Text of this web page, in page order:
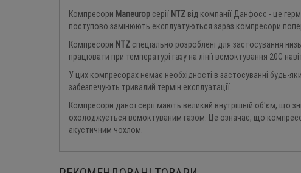
Компресори Maneurop серії NTZ від компанії Данфосс - це
поступово замінюють експлуатуються зараз компресори
Компресори NTZ спеціально розроблені для застосування
працювати при температурі газу на лінії всмоктування 20С
У цих компресорах немає необхідності в застосуванні будь-
забезпечують тривалий термін експлуатації.
Компресори даної серії мають великий внутрішній об'єм, що
охолоджується всмоктуваним газом. Це означає, що
акустичним чохлом.